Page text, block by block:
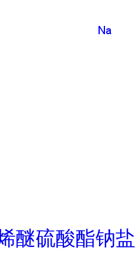
醚硫酸酯钠盐